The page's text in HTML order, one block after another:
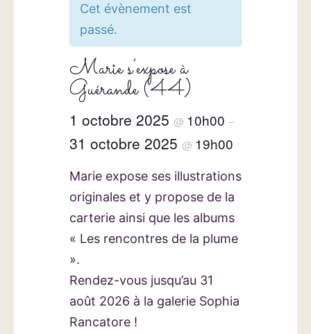
Cet évènement est
passé.
Marie s’expose à
Guérande (44)
1 octobre 2025 @ 10h00 –
31 octobre 2025 @ 19h00
Marie expose ses illustrations
originales et y propose de la
carterie ainsi que les albums
« Les rencontres de la plume
».
Rendez-vous jusqu’au 31
août 2026 à la galerie Sophia
Rancatore !